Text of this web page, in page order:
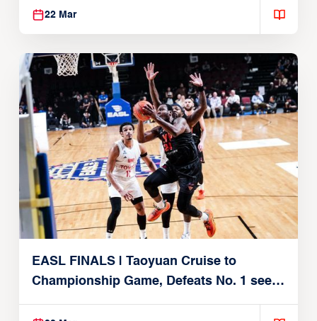
22 Mar
EASL FINALS | Taoyuan Cruise to
Championship Game, Defeats No. 1 seed
Alvark Tokyo